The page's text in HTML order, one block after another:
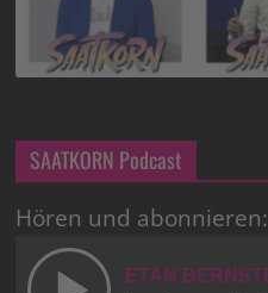
SAATKORN Podcast
Hören und abonnieren: